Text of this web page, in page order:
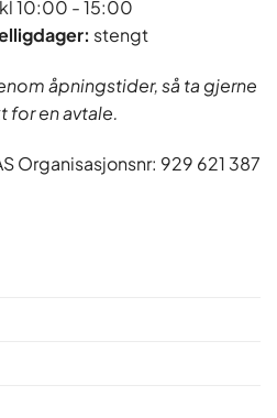
kl 10:00 - 15:00
stengt
åpningstider, så ta gjerne
for en avtale.
Organisasjonsnr: 929 621 387